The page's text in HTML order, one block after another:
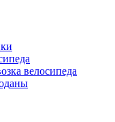
велосипеда